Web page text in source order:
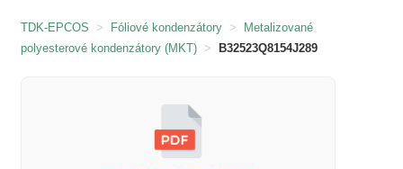
TDK-EPCOS > Fóliové kondenzátory >
Metalizované
polyesterové kondenzátory (MKT) > B32523Q8154J289